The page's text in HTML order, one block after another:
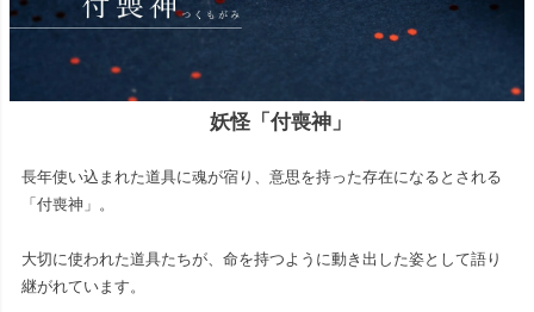
妖怪「付喪神」
長年使い込まれた道具に魂が宿り、意思を持った存在になるとされる
「付喪神」。
大切に使われた道具たちが、命を持つように動き出した姿として語り
継がれています。